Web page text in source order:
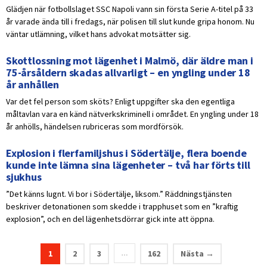
Glädjen när fotbollslaget SSC Napoli vann sin första Serie A-titel på 33
år varade ända till i fredags, när polisen till slut kunde gripa honom. Nu
väntar utlämning, vilket hans advokat motsätter sig.
Skottlossning mot lägenhet i Malmö, där äldre man i
75-årsåldern skadas allvarligt – en yngling under 18
år anhållen
Var det fel person som sköts? Enligt uppgifter ska den egentliga
måltavlan vara en känd nätverkskriminell i området. En yngling under 18
år anhölls, händelsen rubriceras som mordförsök.
Explosion i flerfamiljshus i Södertälje, flera boende
kunde inte lämna sina lägenheter – två har förts till
sjukhus
”Det känns lugnt. Vi bor i Södertälje, liksom.” Räddningstjänsten
beskriver detonationen som skedde i trapphuset som en ”kraftig
explosion”, och en del lägenhetsdörrar gick inte att öppna.
1 2 3 … 162 Nästa →